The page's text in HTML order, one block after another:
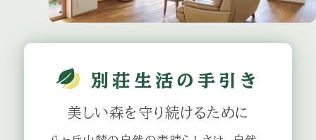
2026.07.17
link
別荘生活の 手引き
美しい森を 守り続けるために